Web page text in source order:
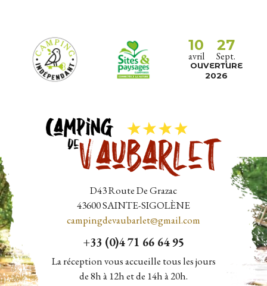
10
avril
27
Sept.
OUVERTURE
2026
D43 Route De Grazac
43600SAINTE-SIGOLÈNE
campingdevaubarlet@gmail.com
+33 (0)4 71 66 64 95
La réception vous accueille tous les jours
de 8h à 12h et de 14h à 20h.